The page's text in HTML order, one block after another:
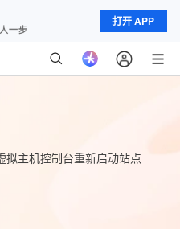
打开 APP
拟主机控制台重新启动站点